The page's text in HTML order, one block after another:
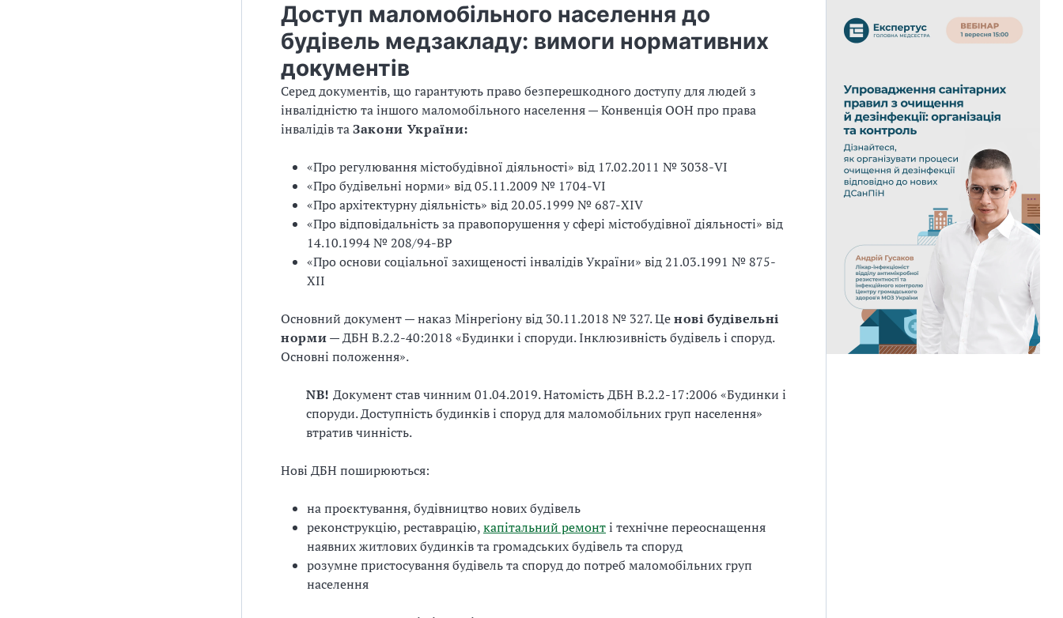
Доступ маломобільного населення до
будівель медзакладу: вимоги нормативних
документів
Серед документів, що гарантують право безперешкодного доступу для людей з
інвалідністю та іншого маломобільного населення — Конвенція ООН про права
інвалідів таЗакони України:
«Про регулювання містобудівної діяльності» від 17.02.2011 № 3038-VI
«Про будівельні норми» від 05.11.2009 № 1704-VI
«Про архітектурну діяльність» від 20.05.1999 № 687-XIV
«Про відповідальність за правопорушення у сфері містобудівної діяльності» від
14.10.1994 № 208/94-ВР
«Про основи соціальної захищеності інвалідів України» від 21.03.1991 № 875-
XII
Основний документ — наказ Мінрегіону від 30.11.2018 № 327. Ценові будівельні
норми— ДБН В.2.2-40:2018 «Будинки і споруди. Інклюзивність будівель і споруд.
Основні положення».
NB! Документ став чинним 01.04.2019. Натомість ДБН В.2.2-17:2006 «Будинки і
споруди. Доступність будинків і споруд для маломобільних груп населення»
втратив чинність.
Нові ДБН поширюються:
на проєктування, будівництво нових будівель
реконструкцію, реставрацію,капітальний ремонті технічне переоснащення
наявних житлових будинків та громадських будівель та споруд
розумне пристосування будівель та споруд до потреб маломобільних груп
населення